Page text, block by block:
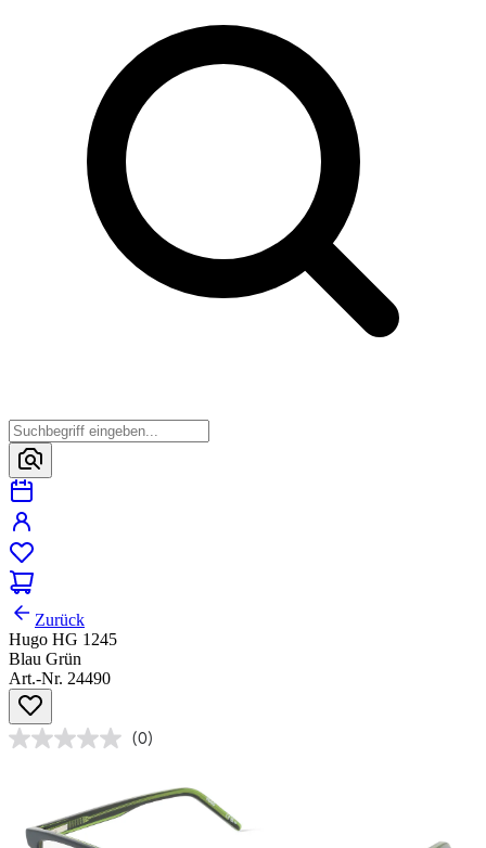
Zurück
Hugo HG 1245
Blau Grün
Art.-Nr. 24490
(0)